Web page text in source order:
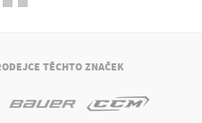
TĚCHTO ZNAČEK